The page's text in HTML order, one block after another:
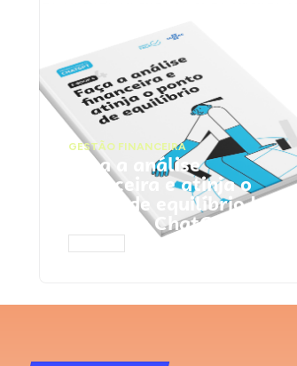
GESTÃO FINANCEIRA
Faça a análise
financeira e atinja o
ponto de equilíbrio |
Prompts ChatGPT